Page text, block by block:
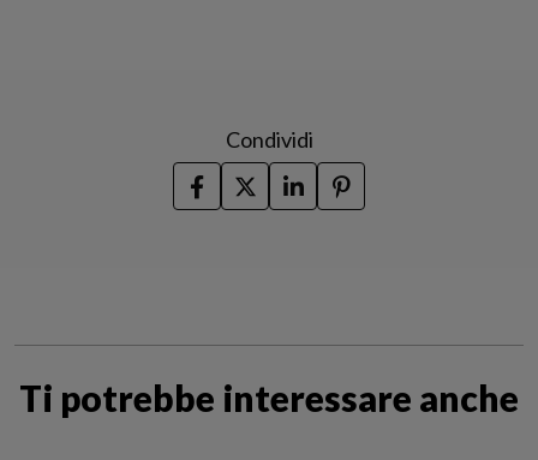
Condividi
Ti potrebbe interessare anche